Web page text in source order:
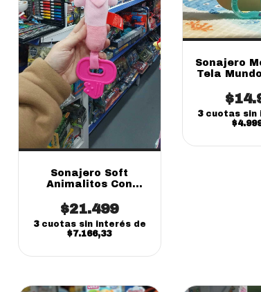
Sonajero Soft
Animalitos Con
Juguete Para Bebés
$21.499
3 cuotas sin interés de
$7.166,33
Sonajero
Tela
3 cuotas sin